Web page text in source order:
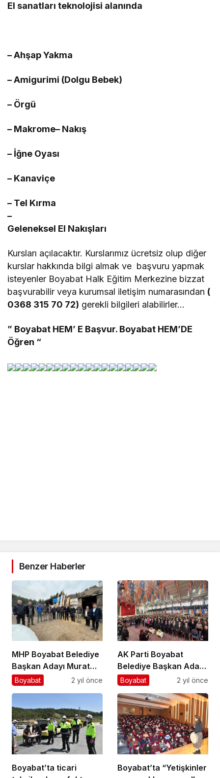
El sanatları teknolojisi alanında
– Ahşap Yakma
– Amigurimi (Dolgu Bebek)
– Örgü
– Makrome– Nakış
– İğne Oyası
– Kanaviçe
– Tel Kırma
–
Geleneksel El Nakışları
Kursları açılacaktır. Kurslarımız ücretsiz olup diğer
kurslar hakkında bilgi almak ve başvuru yapmak
isteyenler Boyabat Halk Eğitim Merkezine bizzat
başvurabilir veya kurumsal iletişim numarasından (
0368 315 70 72) gerekli bilgileri alabilirler…
” Boyabat HEM’ E Başvur. Boyabat HEM’DE
Öğren “
Benzer Haberler
MHP Boyabat Belediye
Başkan Adayı Murat
Muslu,Seçim
Boyabat 2 yıl önce
AK Parti Boyabat
Belediye Başkan Adayı
Ferhat Yıldız’ın Proje
Boyabat 2 yıl önce
Boyabat’ta ticari
Boyabat’ta “Yetişkinler